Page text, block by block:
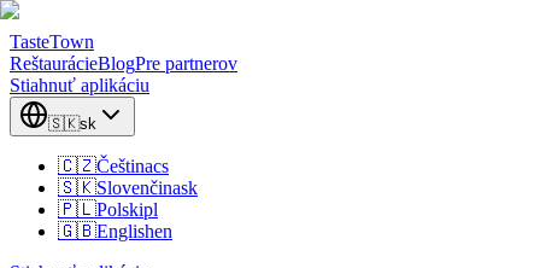
TasteTown
ReštaurácieBlogPre partnerov
Stiahnuť aplikáciu
🇸🇰sk
🇨🇿Češtinacs
🇸🇰Slovenčinask
🇵🇱Polskipl
🇬🇧Englishen